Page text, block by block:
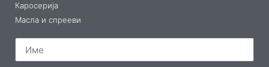
Каросерија
Масла и спрееви